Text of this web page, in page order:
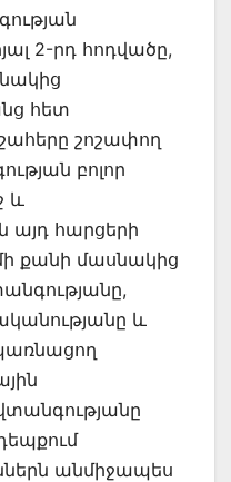
2-րդ հոդվածը,
հետ
շոշափող
բոլոր
և
այդ հարցերի
քանի մասնակից
և
անմիջապես